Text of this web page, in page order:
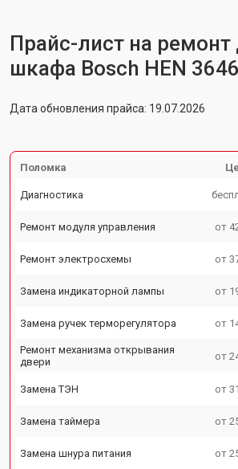
Прайс-лист на ремонт
шкафа Bosch HEN
Дата обновления прайса: 19.07.2026
Поломка
Диагностика
Ремонт модуля управления от
Ремонт электросхемы от
Замена индикаторной лампы от
Замена ручек терморегулятора от
Ремонт механизма открывания
двери
от
Замена ТЭН от
Замена таймера от
Замена шнура питания от